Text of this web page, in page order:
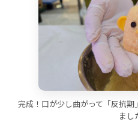
完成！口が少し曲がって「反抗
まし